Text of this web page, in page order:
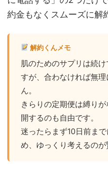
約金もなくスムーズに解
解約くんメモ
肌のためのサプリは続
すが、合わなければ無
ん。
きらりの定期便は縛り
開するのも自由です。
迷ったらまず10日前ま
め、ゆっくり考えるのが